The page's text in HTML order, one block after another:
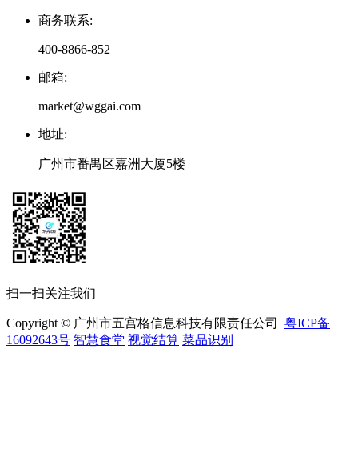
商务联系:
400-8866-852
邮箱:
market@wggai.com
地址:
广州市番禺区嘉洲大厦5楼
扫一扫关注我们
Copyright © 广州市五宫格信息科技有限责任公司 粤ICP备
16092643号 智慧食堂 视觉结算 菜品识别